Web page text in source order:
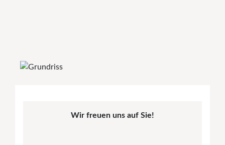
Wir freuen uns auf Sie!